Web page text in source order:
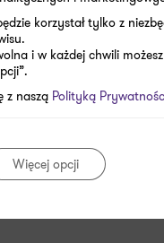
korzystał tylko z
i w każdej chwili
z naszą Polityką
Więcej opcji